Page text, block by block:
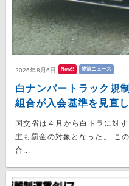
2026年8月6日 New!! 物流ニュース
白ナンバートラック規
組合が入会基準を見直
国交省は４月から白トラに対
主も罰金の対象となった。 こ
合...